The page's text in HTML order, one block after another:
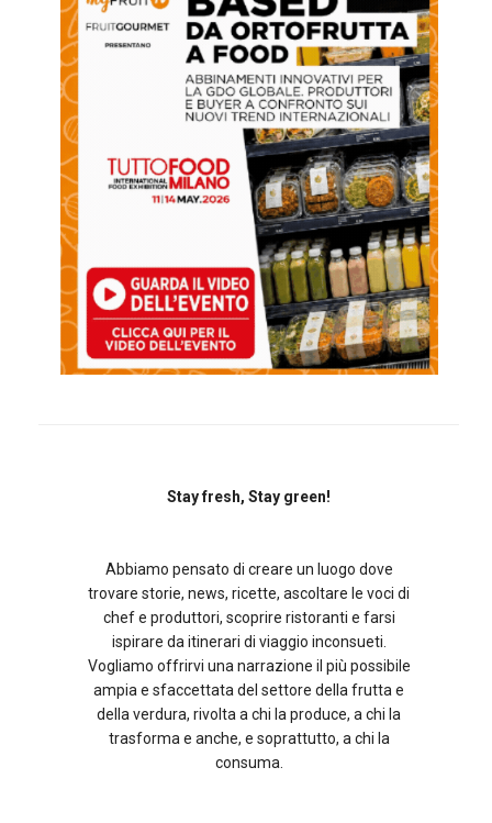
Stay fresh, Stay green!
Abbiamo pensato di creare un luogo dove
trovare storie, news, ricette, ascoltare le voci di
chef e produttori, scoprire ristoranti e farsi
ispirare da itinerari di viaggio inconsueti.
Vogliamo offrirvi una narrazione il più possibile
ampia e sfaccettata del settore della frutta e
della verdura, rivolta a chi la produce, a chi la
trasforma e anche, e soprattutto, a chi la
consuma.